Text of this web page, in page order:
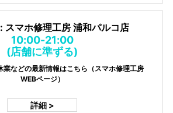
スマホ修理工房 浦和パルコ店
10:00-21:00
(店舗に準ずる)
などの最新情報はこちら（スマホ修理工房
WEBページ）
詳細 >